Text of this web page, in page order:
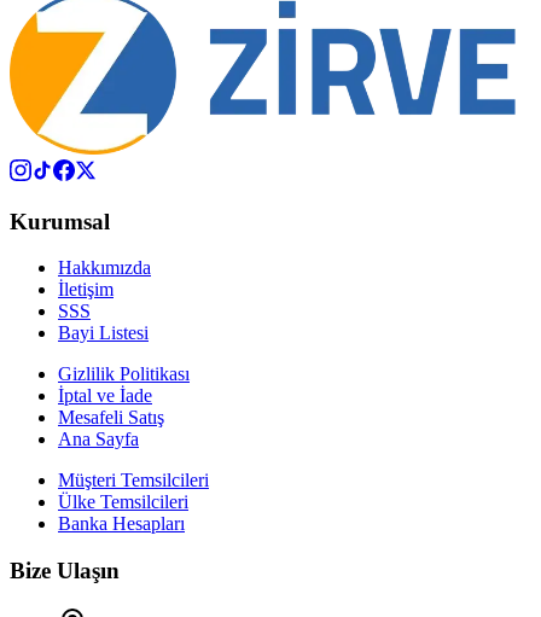
Kurumsal
Hakkımızda
İletişim
SSS
Bayi Listesi
Gizlilik Politikası
İptal ve İade
Mesafeli Satış
Ana Sayfa
Müşteri Temsilcileri
Ülke Temsilcileri
Banka Hesapları
Bize Ulaşın